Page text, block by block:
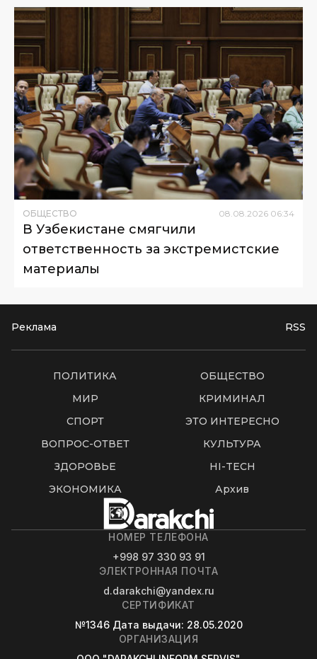
ОБЩЕСТВО 08 08 2026 06:34
В Узбекистане смягчили
ответственность за экстремистские
материалы
Реклама RSS
ПОЛИТИКА
ОБЩЕСТВО
МИР
КРИМИНАЛ
СПОРТ
ЭТО ИНТЕРЕСНО
ВОПРОС-ОТВЕТ
КУЛЬТУРА
ЗДОРОВЬЕ
HI-TECH
ЭКОНОМИКА
Архив
НОМЕР ТЕЛЕФОНА
+998 97 330 93 91
ЭЛЕКТРОННАЯ ПОЧТА
d.darakchi@yandex.ru
СЕРТИФИКАТ
№1346 Дата выдачи: 28.05.2020
ОРГАНИЗАЦИЯ